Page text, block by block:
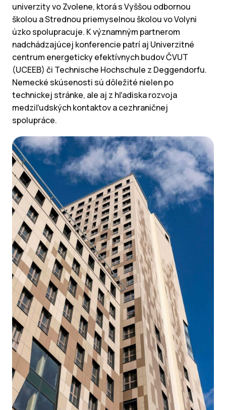
univerzity vo Zvolene, ktorá s Vyššou odbornou
školou a Strednou priemyselnou školou vo Volyni
úzko spolupracuje. K významným partnerom
nadchádzajúcej konferencie patrí aj Univerzitné
centrum energeticky efektívnych budov ČVUT
(UCEEB) či Technische Hochschule z Deggendorfu.
Nemecké skúsenosti sú dôležité nielen po
technickej stránke, ale aj z hľadiska rozvoja
medziľudských kontaktov a cezhraničnej
spolupráce.